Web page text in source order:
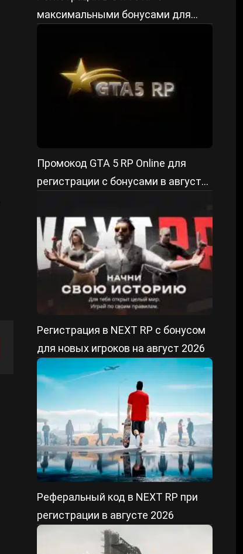
максимальными бонусами для
Промокод GTA 5 RP Online для
регистрации с бонусами в августе
Регистрация в NEXT RP с бонусом
для новых игроков на август 2026
Реферальный код в NEXT RP при
регистрации в августе 2026